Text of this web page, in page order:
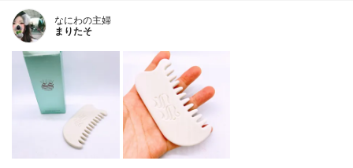
なにわの主婦
まりたそ